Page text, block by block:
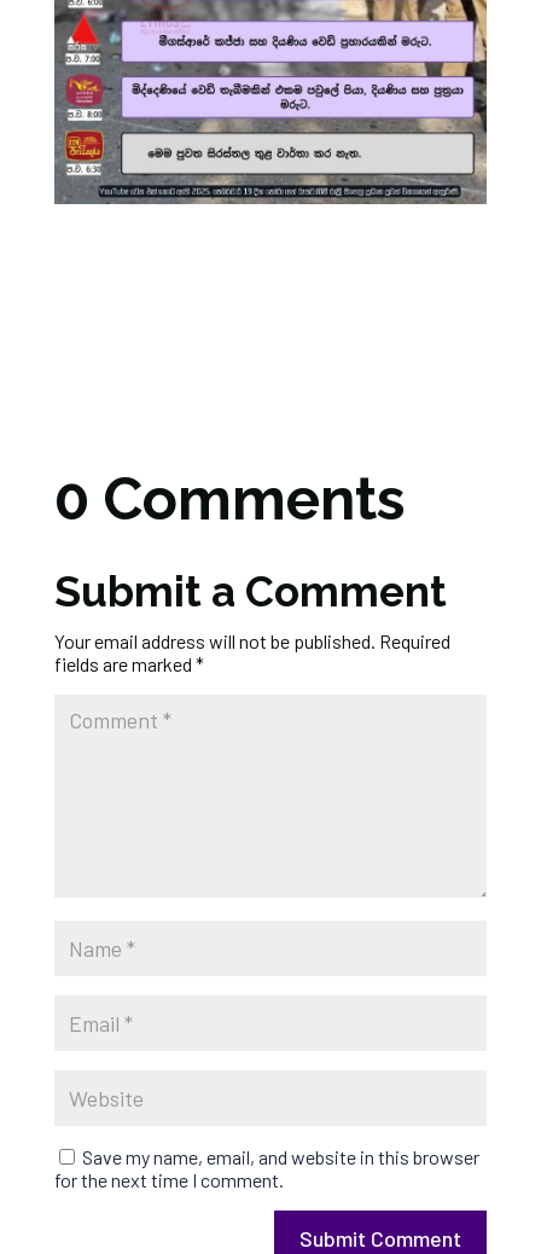
0 Comments
Submit a Comment
Your email address will not be published. Required
fields are marked *
Save my name, email, and website in this browser
for the next time I comment.
Submit Comment